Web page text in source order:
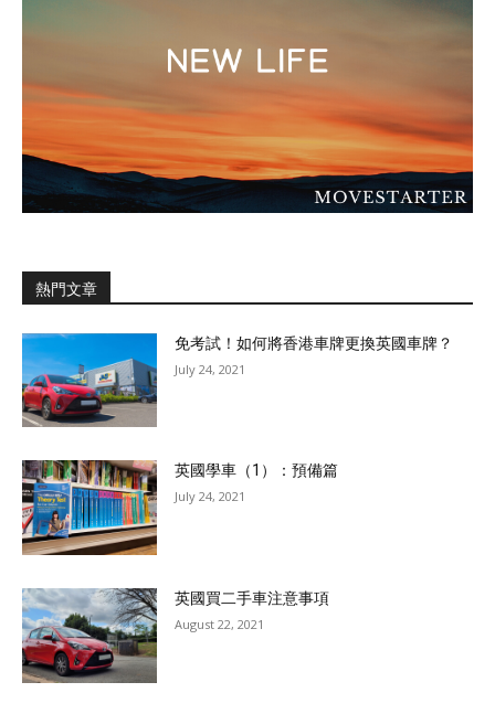
熱門文章
免考試！如何將香港車牌更換英國車牌？
July 24, 2021
英國學車（1）：預備篇
July 24, 2021
英國買二手車注意事項
August 22, 2021